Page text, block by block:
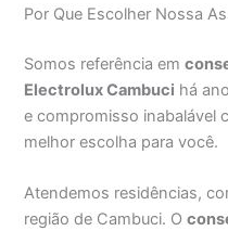
Por Que Escolher Nossa
Somos referência em
Electrolux Cambuci há
e compromisso inabalável
melhor escolha para você.
Atendemos residências,
região de Cambuci. O